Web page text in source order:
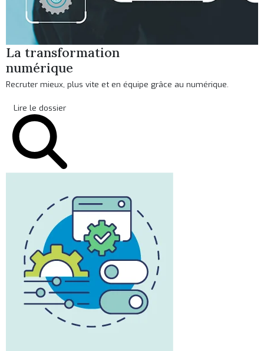
La transformation
numérique
Recruter mieux, plus vite et en équipe grâce au numérique.
Lire le dossier